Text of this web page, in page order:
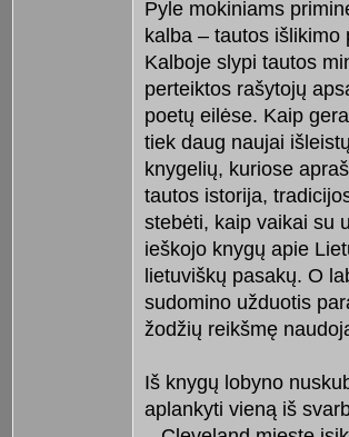
Pyle mokiniams
kalba – tautos išlikimo
Kalboje slypi tautos
perteiktos rašytojų
poetų eilėse. Kaip
tiek daug naujai
knygelių, kuriose
tautos istorija,
stebėti, kaip vaikai su
ieškojo knygų apie
lietuviškų pasakų. O
sudomino užduotis
žodžių reikšmę
Iš knygų lobyno
aplankyti vieną iš